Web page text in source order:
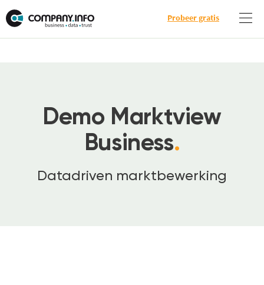
Probeer gratis
Demo Marktview
Business.
Datadriven marktbewerking